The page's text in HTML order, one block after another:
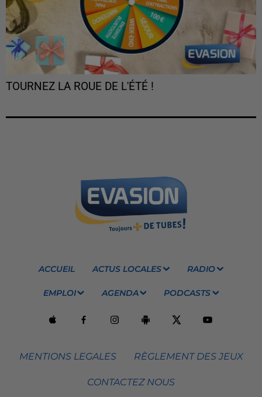
TOURNEZ LA ROUE DE L'ÉTÉ !
ACCUEIL ACTUS LOCALES RADIO
EMPLOI AGENDA PODCASTS
MENTIONS LEGALES RÈGLEMENT DES JEUX
CONTACTEZ NOUS